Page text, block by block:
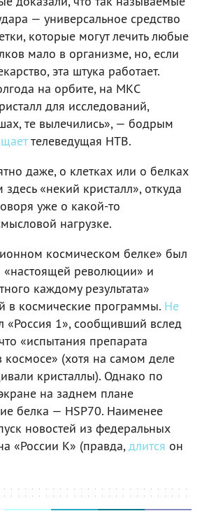
— универсальное средство
которые могут лечить любые
мало в организме, но, если
эта штука работает.
на орбите, на МКС
для исследований,
те вылечились», — бодрым
телеведущая НТВ.
даже, о клетках или о белках
«некий кристалл», откуда
уже о какой-то
нагрузке.
космическом белке» был
революции» и
каждому результата»
в космические программы. Не
«Россия 1», сообщивший вслед
«испытания препарата
(хотя на самом деле
кристаллы). Однако по
на заднем плане
белка — HSP70. Наименее
новостей из федеральных
«России К» (правда, длится он